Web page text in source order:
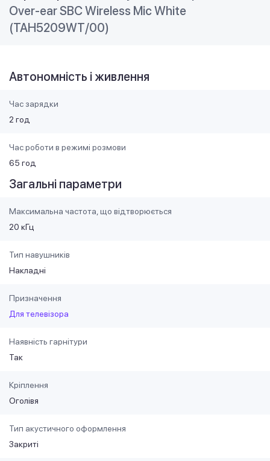
Over-ear SBC Wireless Mic White
(TAH5209WT/00)
Автономність і живлення
Час зарядки
2 год
Час роботи в режимі розмови
65 год
Загальні параметри
Максимальна частота, що відтворюється
20 кГц
Тип навушників
Накладні
Призначення
Для телевізора
Наявність гарнітури
Так
Кріплення
Оголівя
Тип акустичного оформлення
Закриті